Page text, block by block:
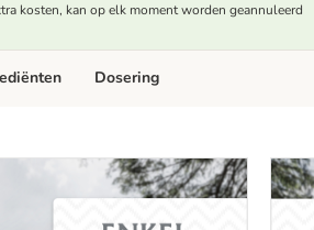
kosten, kan op elk moment worden geannuleerd
Dosering